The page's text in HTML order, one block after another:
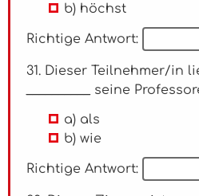
b) höchst
Richtige Antwort:
31. Dieser Teilnehmer/in
__________ seine
a) als
b) wie
Richtige Antwort: